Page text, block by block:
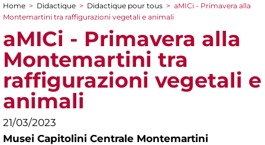
You are here
Home > Didactique > Didactique pour tous > aMICi - Primavera alla
Montemartini tra raffigurazioni vegetali e animali
aMICi - Primavera alla
Montemartini tra
raffigurazioni vegetali e
animali
21/03/2023
Musei Capitolini Centrale Montemartini